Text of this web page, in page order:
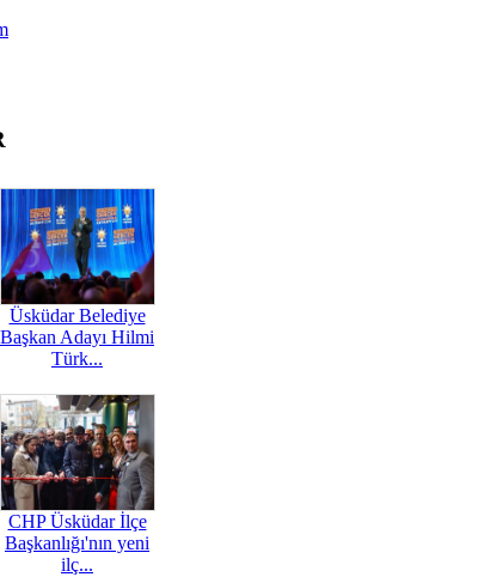
Üsküdar Belediye
Başkan Adayı Hilmi
Türk...
CHP Üsküdar İlçe
Başkanlığı'nın yeni
ilç...